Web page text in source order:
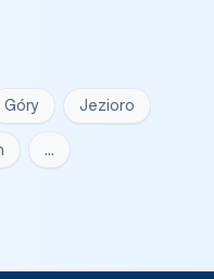
Góry Jezioro
…